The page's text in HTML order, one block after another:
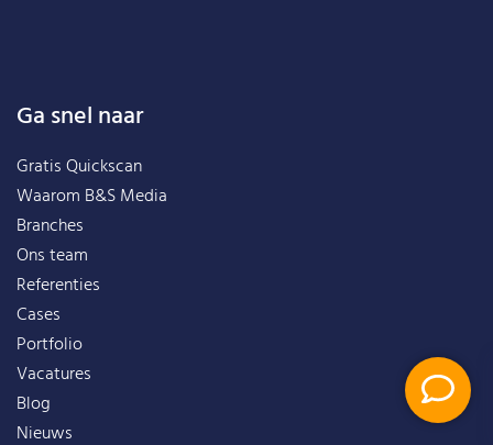
Ga snel naar
Gratis Quickscan
Waarom B&S Media
Branches
Ons team
Referenties
Cases
Portfolio
Vacatures
Blog
Nieuws